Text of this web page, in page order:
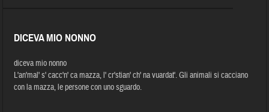
DICEVA MIO NONNO
diceva mio nonno
L'an'mal' s' cacc'n' ca mazza, l' cr'stian' ch' na vuardat'. Gli animali si cacciano
con la mazza, le persone con uno sguardo.